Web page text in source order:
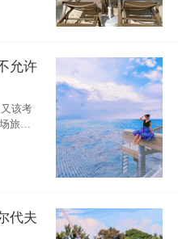
允许
该考
旅行
代夫